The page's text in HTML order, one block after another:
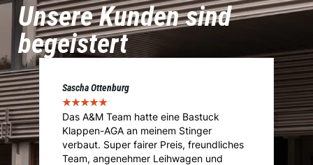
Unsere Kunden sind
begeistert
und
Marcel Voigt
Das Team von A&M übernahm die
Immatrikulation meines umgebauten
Importfahrzeuges. Von der Abholung
über die Vorführung bis hin zum Service.